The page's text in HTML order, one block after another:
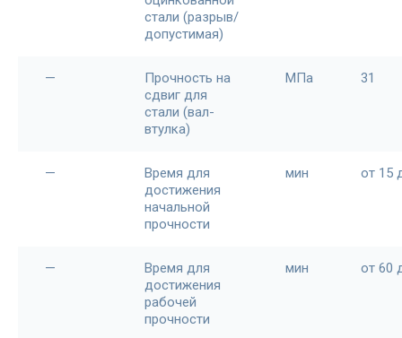
стали (разрыв/
допустимая)
—
Прочность на
сдвиг для
стали (вал-
втулка)
МПа 31
—
Время для
достижения
начальной
прочности
мин от 15
—
Время для
достижения
рабочей
прочности
мин от 60